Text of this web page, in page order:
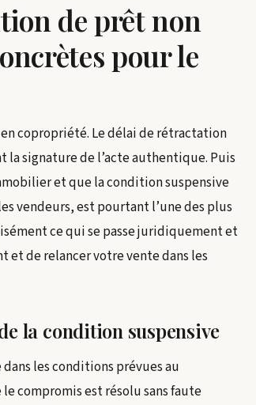
de prêt non
pour le
copropriété. Le délai de rétractation
signature de l’acte authentique. Puis
et que la condition suspensive
vendeurs, est pourtant l’une des plus
ce qui se passe juridiquement et
de relancer votre vente dans les
la condition suspensive
les conditions prévues au
compromis est résolu sans faute